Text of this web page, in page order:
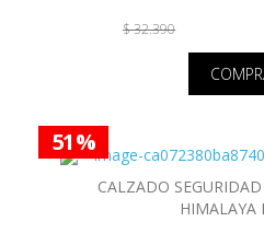
$ 32.390
51 %
CALZADO
HIMALAYA